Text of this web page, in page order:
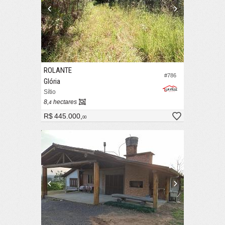
#786
ROLANTE
Glória
Sítio
8,4 hectares
R$ 445.000,00